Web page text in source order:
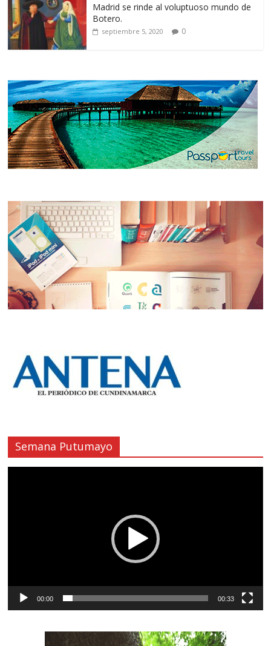
Madrid se rinde al voluptuoso mundo de
Botero.
septiembre 5, 2020 0
Semana Putumayo
00:00 00:33